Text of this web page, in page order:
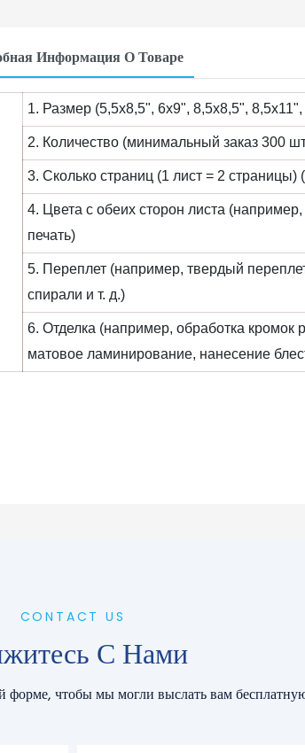
Информация О Товаре
1. Размер (5,5х8,5", 6х9", 8,5х8,5",
2. Количество (минимальный заказ 300
3. Сколько страниц (1 лист = 2
4. Цвета с обеих сторон листа
печать)
5. Переплет (например, твердый
спирали и т. д.)
6. Отделка (например, обработка
матовое ламинирование, нанесение
CONTACT US
С Нами
чтобы мы могли выслать вам